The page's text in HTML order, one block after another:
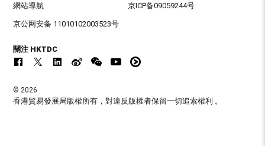
網站導航 京ICP备09059244号
京公网安备 11010102003523号
關注 HKTDC
© 2026
香港貿易發展局版權所有，對違反版權者保留一切追索權利 。